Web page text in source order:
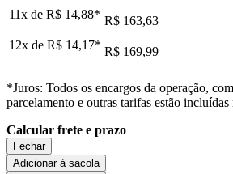
11x de R$ 14,88* R$ 163,63
12x de R$ 14,17* R$ 169,99
*Juros: Todos os encargos da operação,
parcelamento e outras tarifas estão incluídas
Calcular frete e prazo
Fechar
Adicionar à sacola